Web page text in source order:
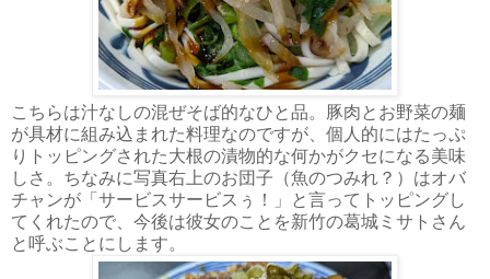
こちらは汁なしの混ぜそば的なひと品。豚肉とお野菜の麺
が具材に組み込まれた料理なのですが、個人的にはたっぷ
りトッピングされた大根の漬物的な何かがクセになる美味
しさ。ちなみに写真右上のお団子（魚のつみれ？）はオバ
チャンが「サービスサービスぅ！」と言ってトッピングし
てくれたので、今後は彼女のことを新竹の葛城ミサトさん
と呼ぶことにします。